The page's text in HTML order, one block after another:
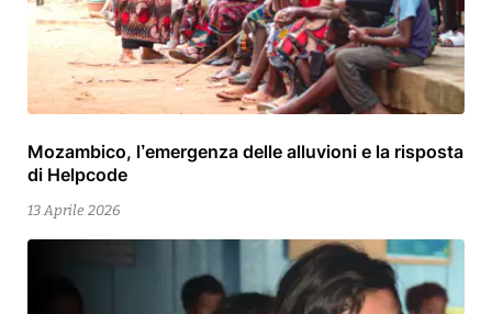
Mozambico, l’emergenza delle alluvioni e la risposta
di Helpcode
13 Aprile 2026
15
Aprile
2026